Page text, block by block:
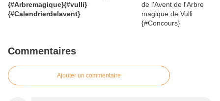
{#Arbremagique}{#vulli}
{#Calendrierdelavent}
Commentaires
Ajouter un commentaire